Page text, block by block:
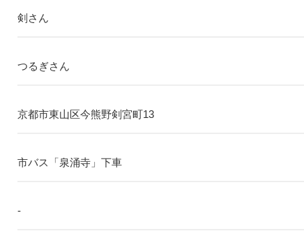
剣さん
つるぎさん
京都市東山区今熊野剣宮町13
市バス「泉涌寺」下車
-